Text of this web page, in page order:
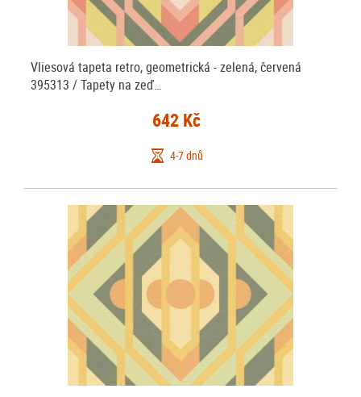
Vliesová tapeta retro, geometrická - zelená, červená
395313 / Tapety na zeď…
642 Kč
4-7 dnů